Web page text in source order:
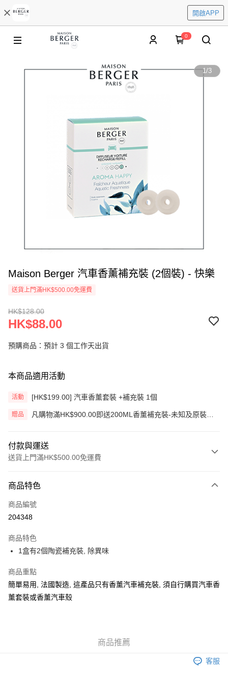
開啟APP
0
1/3
Maison Berger 汽車香薰補充裝 (2個裝) - 快樂
送貨上門滿HK$500.00免運費
HK$128.00
HK$88.00
預購商品：預計 3 個工作天出貨
本商品適用活動
活動 [HK$199.00] 汽車香薰套裝 +補充裝 1個
贈品
凡購物滿HK$900.00即送200ML香薰補充裝-未知及原裝藤
付款與運送
送貨上門滿HK$500.00免運費
信用卡
AlipayHK
送貨方式
可選擇宅配, 順豐智能櫃, 順豐自提點等 , 如須智能樻提貨請輸入順
豐自提點點碼便可
每筆HK$30.00，滿HK$500.00或以上免運費
商品特色
商品編號
204348
商品特色
1盒有2個陶瓷補充裝, 除異味
商品重點
簡單易用, 法國製造, 這產品只有香薰汽車補充裝, 須自行購買汽車香
薰套裝或香薰汽車殼
商品推薦
客服